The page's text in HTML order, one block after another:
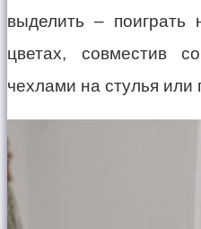
выделить – поиграть
цветах, совместив
чехлами на стулья